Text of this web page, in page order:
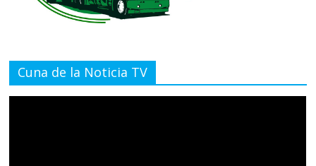
Cuna de la Noticia TV